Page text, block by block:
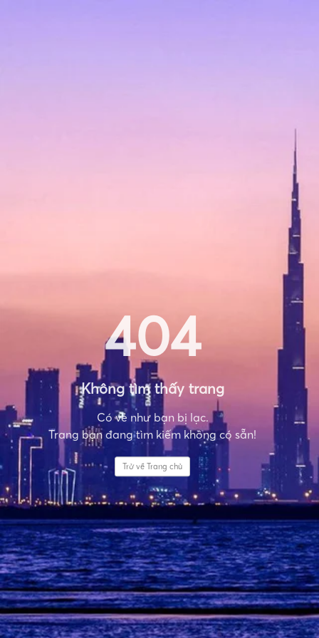
404
Không tìm thấy trang
Có vẻ như bạn bị lạc.
Trang bạn đang tìm kiếm không có sẵn!
Trở về Trang chủ